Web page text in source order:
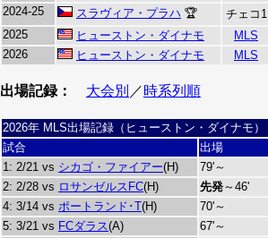
2024-25
スラヴィア・プラハ 🏆
チェコ1
2025
ヒューストン・ダイナモ MLS
2026
ヒューストン・ダイナモ MLS
出場記録： 大会別 ／時系列順
2026年 MLS出場記録（ヒューストン・ダイナモ）
試合
出場
1: 2/21 vs シカゴ・ファイアー(H) 79'～
2: 2/28 vs ロサンゼルスFC(H) 先発～46'
4: 3/14 vs ポートランド･T(H) 70'～
5: 3/21 vs FCダラス(A) 67'～